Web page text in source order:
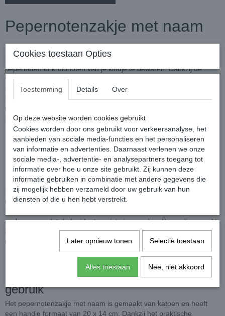
Pepernotenzakje met naam
Maak Sinterklaas extra speciaal met dit leuke pepernotenzakje met
naam! Dit compacte bewaarzakje van 20 x 14 cm is perfect om de
pepernoten of kruidnoten van je kindje te bewaren. Dankzij de
vrolijke opdruk van Sinterklaas en het handige trekkoordje is het
niet alleen praktisch, maar ook een persoonlijk cadeau waar ieder
kind blij van wordt. Personaliseer het zakje eenvoudig met de naam
van het kindje erop en maak van een gewone traktatie een uniek
sinterklaascadeautje.
Een persoonlijk bewaarzakje voor
pepernoten en kruidnoten
Met dit pepernotenzakje met naam kunnen de kinderen makkelijk
hun pepernootjes opbergen en bewaren. Geen kruimels op de tafel
of zoekgeraakte pepernoten meer; alles blijft netjes opgeborgen in
onderweg, zodat de kruidnoten niet vies worden. Bovendien maakt
de mogelijkheid tot personalisatie het zakje een attent en uniek
cadeau gedurende deze speciale decembermaand.
Compact formaat en eenvoudig in
gebruik
Het pepernotenzakje met naam is gemaakt van katoen en heeft
een handig formaat van 20 x 14 cm. Dankzij het praktische
Cookies toestaan Opties
Toestemming Details Over
Op deze website worden cookies gebruikt
Cookies worden door ons gebruikt voor verkeersanalyse, het
aanbieden van sociale media-functies en het personaliseren
van informatie en advertenties. Daarnaast verlenen we onze
sociale media-, advertentie- en analysepartners toegang tot
informatie over hoe u onze site gebruikt. Zij kunnen deze
informatie gebruiken in combinatie met andere gegevens die
zij mogelijk hebben verzameld door uw gebruik van hun
diensten of die u hen hebt verstrekt.
Later opnieuw tonen Selectie toestaan
Alles toestaan Nee, niet akkoord